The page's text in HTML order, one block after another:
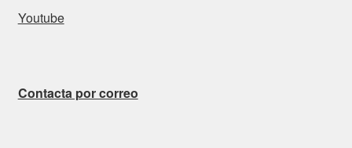
Youtube
Contacta por correo